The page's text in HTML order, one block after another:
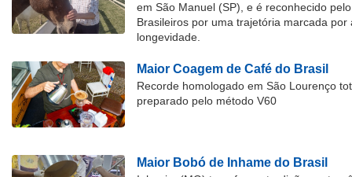
em São Manuel (SP), e é reconhecido
Brasileiros por uma trajetória marcada por
longevidade.
Maior Coagem de Café do Brasil
Recorde homologado em São Lourenço
preparado pelo método V60
Maior Bobó de Inhame do Brasil